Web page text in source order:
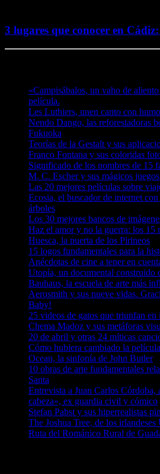
3 lugares que conocer en
«Campisábalos, un vaho de
película.
Les Luthiers, unen canto con
Nendo Dango, las reforestadoras
Fukuoka
Teorías de la Gestalt y sus
Franco Fontana y sus coloridas
Significado de los nombres de 15
M. C. Escher y sus mágicos
Las 20 mejores películas sobre
Ecosia, el buscador de internet
árboles
Los 30 mejores bancos de
Haz el amor y no la guerra: los 15
Huesca, la puerta de los Pirineos
15 logos fundamentales para la
Anécdotas de cine a tener en
Utopía, un documental construido
Bauhaus, la escuela de arte más
Aerosmith y sus nueve vidas.
Baby!
25 videos de gatos que triunfan en
Chema Madoz y sus metáforas
20 de abril y otras 24 míticas
Cómo hubiera cambiado la
Ocean, la sinfonía de John Butler
10 obras de arte fundamentales
Santa
Entrevista a Juan Carlos Córdoba,
cabeza», ex guardia civil y cómico
Stefan Pabst y sus hiperrealistas
The Joshua Tree, de los
Ruta del Románico Rural de